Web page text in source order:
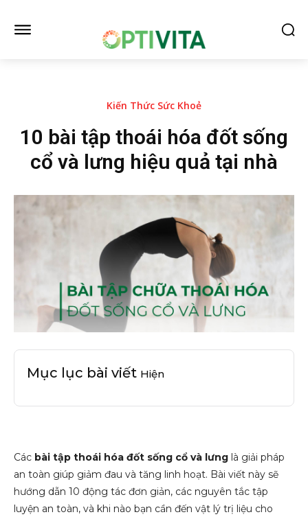
Kiến Thức Sức Khoẻ
10 bài tập thoái hóa đốt sống
cổ và lưng hiệu quả tại nhà
Mục lục bài viết Hiện
Các bài tập thoái hóa đốt sống cổ và lưng là giải pháp
an toàn giúp giảm đau và tăng linh hoạt. Bài viết này sẽ
hướng dẫn 10 động tác đơn giản, các nguyên tắc tập
luyện an toàn, và khi nào bạn cần đến vật lý trị liệu cho